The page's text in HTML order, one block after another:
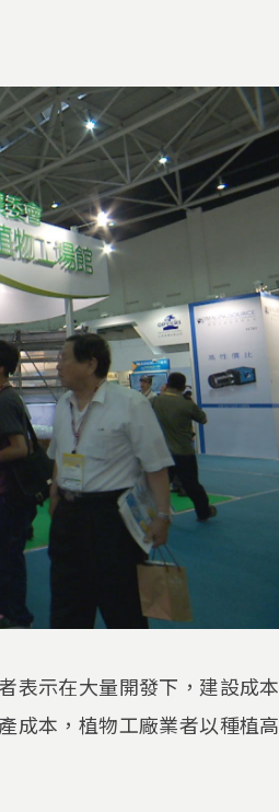
表示在大量開發下，建設成本
成本，植物工廠業者以種植高